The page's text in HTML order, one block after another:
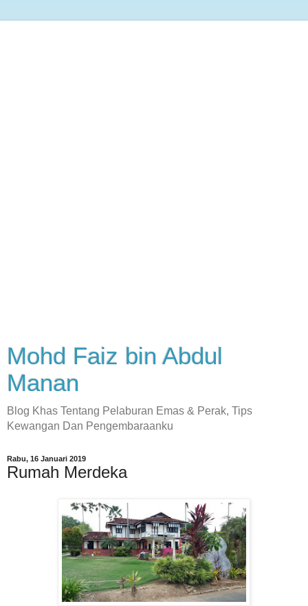
Mohd Faiz bin Abdul
Manan
Blog Khas Tentang Pelaburan Emas & Perak, Tips
Kewangan Dan Pengembaraanku
Rabu, 16 Januari 2019
Rumah Merdeka